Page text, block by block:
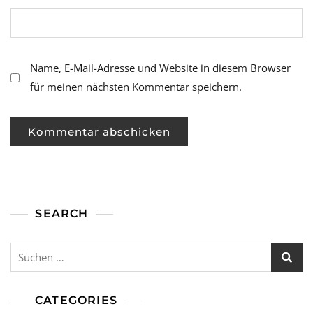
Name, E-Mail-Adresse und Website in diesem Browser
für meinen nächsten Kommentar speichern.
SEARCH
Suchen
CATEGORIES